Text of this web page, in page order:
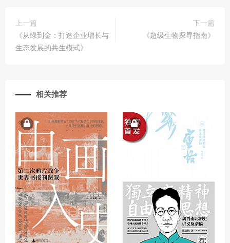
上一篇
《从绿到金：打造企业增长与
生态发展的共生模式》
下一篇
《超级生物探寻指南》
相关推荐